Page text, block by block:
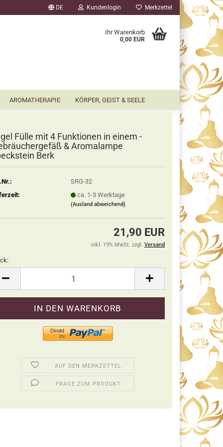
DE Kundenlogin Merkzettel
Ihr Warenkorb
0,00 EUR
AROMATHERAPIE KÖRPER, GEIST & SEELE
Fülle mit 4 Funktionen in einem -
& Aromalampe
Berk
SRG-32
ca. 1-3 Werktage
(Ausland abweichend)
21,90 EUR
inkl. 19% MwSt. zzgl. Versand
AUF DEN MERKZETTEL
FRAGE ZUM PRODUKT